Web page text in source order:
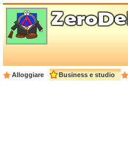
Alloggiare Business e studio